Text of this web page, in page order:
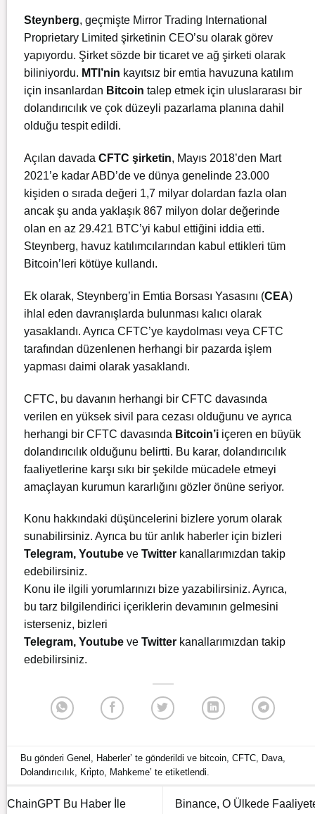
Steynberg, geçmişte Mirror Trading International
Proprietary Limited şirketinin CEO’su olarak görev
yapıyordu. Şirket sözde bir ticaret ve ağ şirketi olarak
biliniyordu. MTI’nin kayıtsız bir emtia havuzuna katılım
için insanlardan Bitcoin talep etmek için uluslararası bir
dolandırıcılık ve çok düzeyli pazarlama planına dahil
olduğu tespit edildi.
Açılan davada CFTC şirketin, Mayıs 2018’den Mart
2021’e kadar ABD’de ve dünya genelinde 23.000
kişiden o sırada değeri 1,7 milyar dolardan fazla olan
ancak şu anda yaklaşık 867 milyon dolar değerinde
olan en az 29.421 BTC’yi kabul ettiğini iddia etti.
Steynberg, havuz katılımcılarından kabul ettikleri tüm
Bitcoin’leri kötüye kullandı.
Ek olarak, Steynberg’in Emtia Borsası Yasasını (CEA)
ihlal eden davranışlarda bulunması kalıcı olarak
yasaklandı. Ayrıca CFTC’ye kaydolması veya CFTC
tarafından düzenlenen herhangi bir pazarda işlem
yapması daimi olarak yasaklandı.
CFTC, bu davanın herhangi bir CFTC davasında
verilen en yüksek sivil para cezası olduğunu ve ayrıca
herhangi bir CFTC davasında Bitcoin’i içeren en büyük
dolandırıcılık olduğunu belirtti. Bu karar, dolandırıcılık
faaliyetlerine karşı sıkı bir şekilde mücadele etmeyi
amaçlayan kurumun kararlığını gözler önüne seriyor.
Konu hakkındaki düşüncelerini bizlere yorum olarak
sunabilirsiniz. Ayrıca bu tür anlık haberler için bizleri
Telegram, Youtube ve Twitter kanallarımızdan takip
edebilirsiniz.
Konu ile ilgili yorumlarınızı bize yazabilirsiniz. Ayrıca,
bu tarz bilgilendirici içeriklerin devamının gelmesini
isterseniz, bizleri
Telegram, Youtube ve Twitter kanallarımızdan takip
edebilirsiniz.
Bu gönderiGenel Haberler’ te gönderildi vebitcoin ,CFTC Dava
Dolandırıcılık
Kri̇pto Mahkeme’ te etiketlendi.
ChainGPT Bu Haber İle Binance, O Ülkede